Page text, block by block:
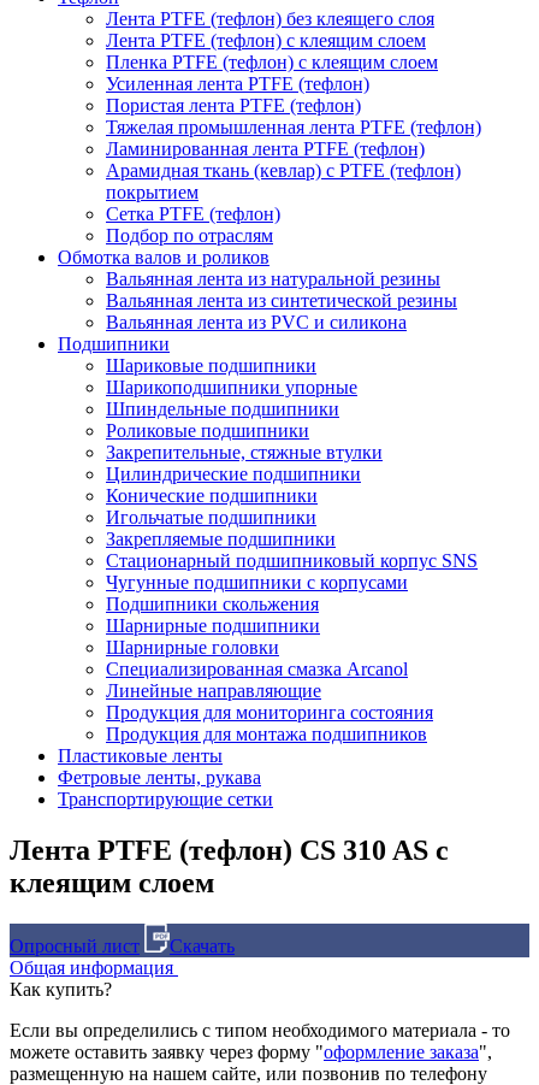
Лента PTFE (тефлон) без клеящего слоя
Лента PTFE (тефлон) с клеящим слоем
Пленка PTFE (тефлон) с клеящим слоем
Усиленная лента PTFE (тефлон)
Пористая лента PTFE (тефлон)
Тяжелая промышленная лента PTFE (тефлон)
Ламинированная лента PTFE (тефлон)
Арамидная ткань (кевлар) с PTFE (тефлон)
покрытием
Сетка PTFE (тефлон)
Подбор по отраслям
Обмотка валов и роликов
Вальянная лента из натуральной резины
Вальянная лента из синтетической резины
Вальянная лента из PVC и силикона
Подшипники
Шариковые подшипники
Шарикоподшипники упорные
Шпиндельные подшипники
Роликовые подшипники
Закрепительные, стяжные втулки
Цилиндрические подшипники
Конические подшипники
Игольчатые подшипники
Закрепляемые подшипники
Стационарный подшипниковый корпус SNS
Чугунные подшипники с корпусами
Подшипники скольжения
Шарнирные подшипники
Шарнирные головки
Специализированная смазка Arcanol
Линейные направляющие
Продукция для мониторинга состояния
Продукция для монтажа подшипников
Пластиковые ленты
Фетровые ленты, рукава
Транспортирующие сетки
Лента PTFE (тефлон) CS 310 AS с
клеящим слоем
Опросный лист
Скачать
Общая информация
Как купить?
Если вы определились с типом необходимого материала - то
можете оставить заявку через форму "оформление заказа",
размещенную на нашем сайте, или позвонив по телефону